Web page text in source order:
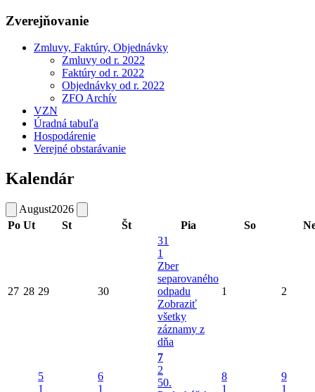
Zverejňovanie
Zmluvy, Faktúry, Objednávky
Zmluvy od r. 2022
Faktúry od r. 2022
Objednávky od r. 2022
ZFO Archív
VZN
Úradná tabuľa
Hospodárenie
Verejné obstarávanie
Kalendár
August2026
Po Ut St Št Pia So
27 28 29 30
31
1
Zber
separovaného
odpadu
Zobraziť
všetky
záznamy z
dňa
1 2
5
1
6
1
7
2
50.
8
1
9
1